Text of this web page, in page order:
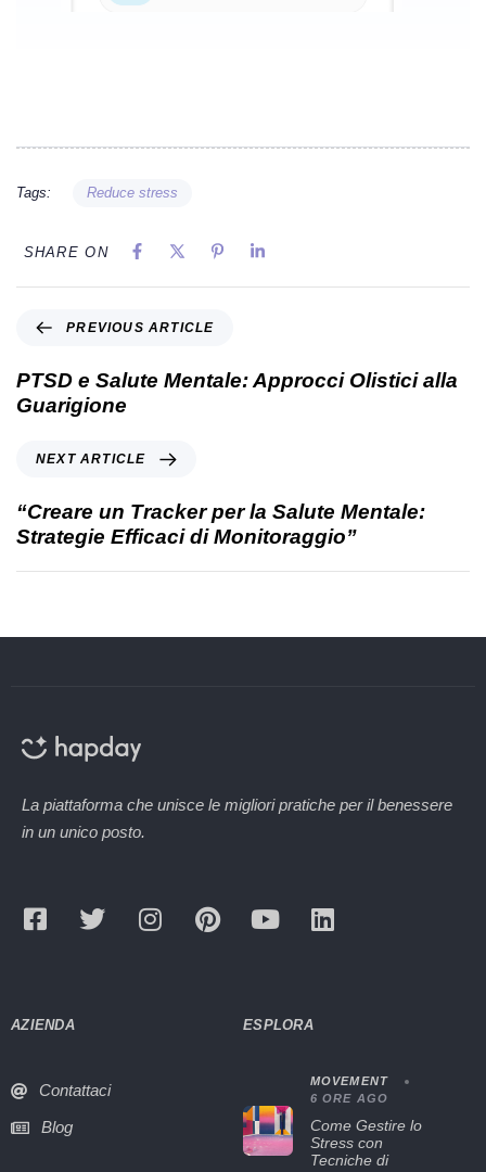
Tags: Reduce stress
SHARE ON
PREVIOUS ARTICLE
PTSD e Salute Mentale: Approcci Olistici alla
Guarigione
NEXT ARTICLE
“Creare un Tracker per la Salute Mentale:
Strategie Efficaci di Monitoraggio”
La piattaforma che unisce le migliori pratiche per il benessere
in un unico posto.
AZIENDA
Contattaci
Blog
ESPLORA
MOVEMENT
6 ORE AGO
Come Gestire lo
Stress con
Tecniche di